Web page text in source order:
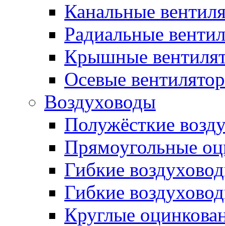
Канальные
Радиальные
Крышные
Осевые
Воздуховоды
Полужёсткие
Прямоугольные
Гибкие
Гибкие
Круглые